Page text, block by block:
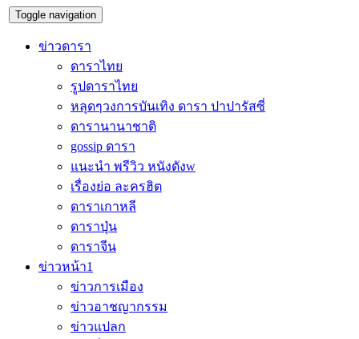
Toggle navigation
ข่าวดารา
ดาราไทย
รูปดาราไทย
หลุดๆวงการบันเทิง ดารา ปาปารัสซี่
ดารานานาชาติ
gossip ดารา
แนะนำ พรีวิว หนังดังw
เรื่องย่อ ละครฮิต
ดาราเกาหลี
ดาราปุ่น
ดาราจีน
ข่าวหน้า1
ข่าวการเมือง
ข่าวอาชญากรรม
ข่าวแปลก